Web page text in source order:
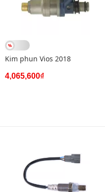
Kim phun Vios 2018
4,065,600₫